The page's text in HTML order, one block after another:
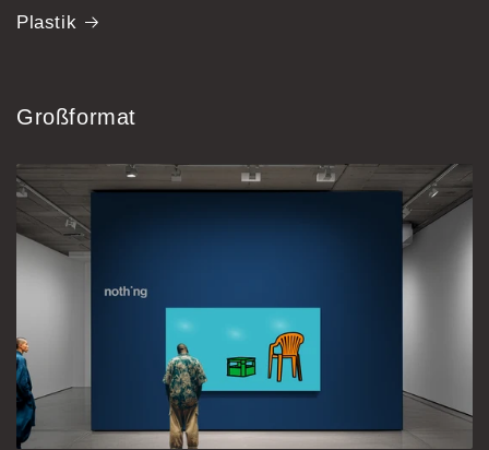
Plastik
Großformat